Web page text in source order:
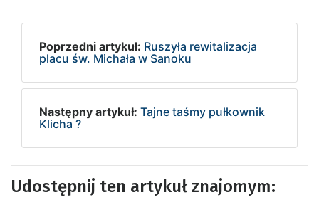
Poprzedni artykuł: Ruszyła rewitalizacja
placu św. Michała w Sanoku
Następny artykuł: Tajne taśmy pułkownik
Klicha ?
Udostępnij ten artykuł znajomym: